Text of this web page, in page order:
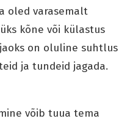
oled varasemalt
kõne või külastus
on oluline suhtlus
ja tundeid jagada.
võib tuua tema